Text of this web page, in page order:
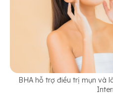
BHA hỗ trợ điều trị mụn và